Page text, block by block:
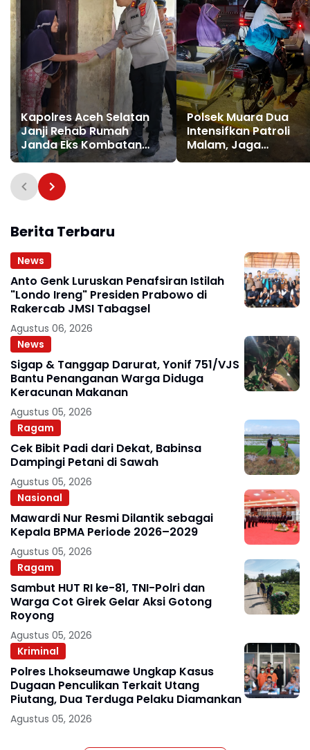
Kapolres Aceh Selatan
Janji Rehab Rumah
Janda Eks Kombatan
GAM hingga Bantu Modal
UMKM
Polsek Muara Dua
Intensifkan Patroli
Malam, Jaga
Kondusivitas
Berita Terbaru
News
Anto Genk Luruskan Penafsiran Istilah
"Londo Ireng" Presiden Prabowo di
Rakercab JMSI Tabagsel
Agustus 06, 2026
News
Sigap & Tanggap Darurat, Yonif 751/VJS
Bantu Penanganan Warga Diduga
Keracunan Makanan
Agustus 05, 2026
Ragam
Cek Bibit Padi dari Dekat, Babinsa
Dampingi Petani di Sawah
Agustus 05, 2026
Nasional
Mawardi Nur Resmi Dilantik sebagai
Kepala BPMA Periode 2026–2029
Agustus 05, 2026
Ragam
Sambut HUT RI ke-81, TNI-Polri dan
Warga Cot Girek Gelar Aksi Gotong
Royong
Agustus 05, 2026
Kriminal
Polres Lhokseumawe Ungkap Kasus
Dugaan Penculikan Terkait Utang
Piutang, Dua Terduga Pelaku Diamankan
Agustus 05, 2026